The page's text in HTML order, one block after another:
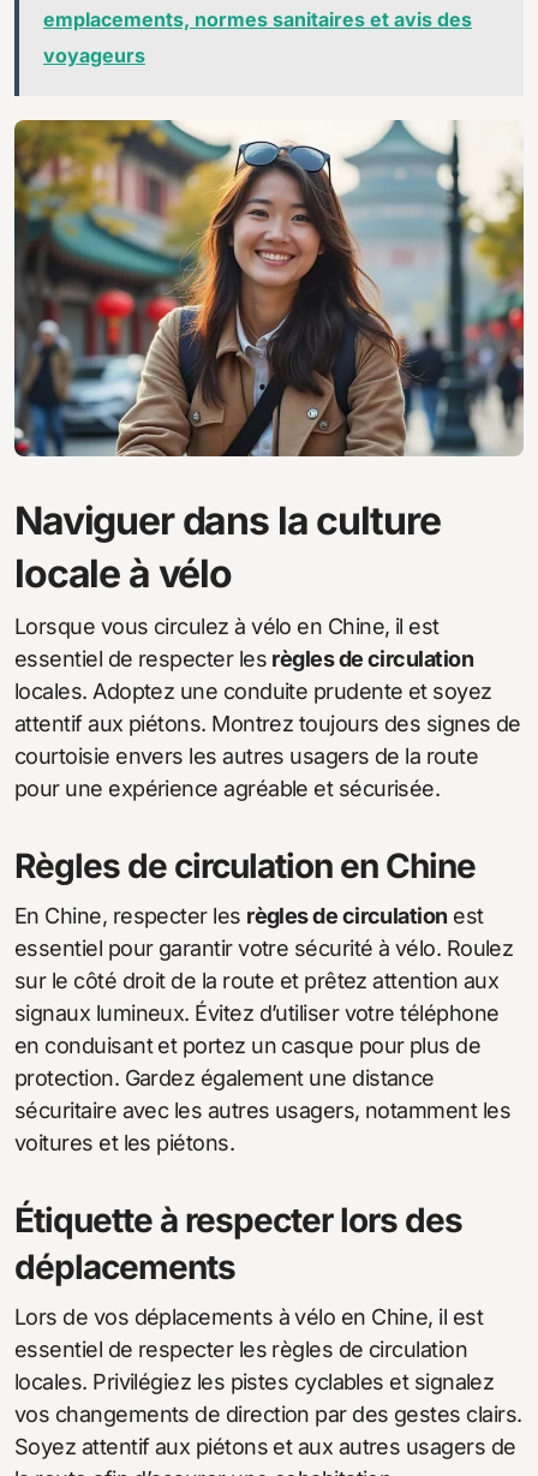
emplacements, normes sanitaires et avis des
voyageurs
Naviguer dans la culture
locale à vélo
Lorsque vous circulez à vélo en Chine, il est
essentiel de respecter les règles de circulation
locales. Adoptez une conduite prudente et soyez
attentif aux piétons. Montrez toujours des signes de
courtoisie envers les autres usagers de la route
pour une expérience agréable et sécurisée.
Règles de circulation en Chine
En Chine, respecter les règles de circulation est
essentiel pour garantir votre sécurité à vélo. Roulez
sur le côté droit de la route et prêtez attention aux
signaux lumineux. Évitez d’utiliser votre téléphone
en conduisant et portez un casque pour plus de
protection. Gardez également une distance
sécuritaire avec les autres usagers, notamment les
voitures et les piétons.
Étiquette à respecter lors des
déplacements
Lors de vos déplacements à vélo en Chine, il est
essentiel de respecter les règles de circulation
locales. Privilégiez les pistes cyclables et signalez
vos changements de direction par des gestes clairs.
Soyez attentif aux piétons et aux autres usagers de